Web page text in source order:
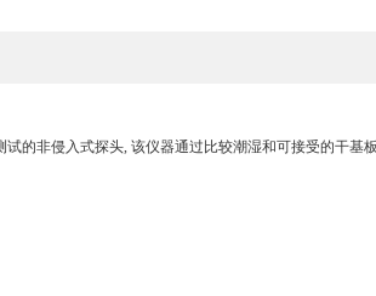
的非侵入式探头, 该仪器通过比较潮湿和可接受的干基